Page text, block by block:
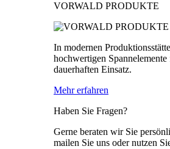
VORWALD PRODUKTE
In modernen
hochwertigen
dauerhaften Einsatz.
Mehr erfahren
Haben Sie Fragen?
Gerne beraten wir Sie
mailen Sie uns oder nutzen